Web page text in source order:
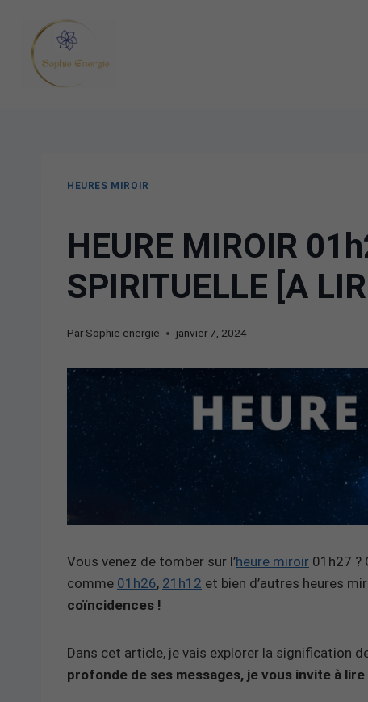
HEURES MIROIR
HEURE MIROIR
SPIRITUELLE [A
Par Sophie energie janvier 7, 2024
Vous venez de tomber sur l’heure miroir 01h27 ?
comme 01h26, 21h12 et bien d’autres heures
coïncidences !
Dans cet article, je vais explorer la signification
profonde de ses messages, je vous invite à